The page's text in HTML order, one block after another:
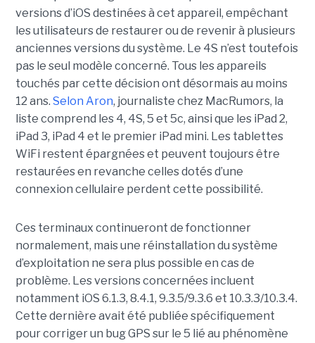
versions d’iOS destinées à cet appareil, empêchant
les utilisateurs de restaurer ou de revenir à plusieurs
anciennes versions du système. Le 4S n’est toutefois
pas le seul modèle concerné. Tous les appareils
touchés par cette décision ont désormais au moins
12 ans. Selon Aron, journaliste chez MacRumors, la
liste comprend les 4, 4S, 5 et 5c, ainsi que les iPad 2,
iPad 3, iPad 4 et le premier iPad mini. Les tablettes
WiFi restent épargnées et peuvent toujours être
restaurées en revanche celles dotés d’une
connexion cellulaire perdent cette possibilité.
Ces terminaux continueront de fonctionner
normalement, mais une réinstallation du système
d’exploitation ne sera plus possible en cas de
problème. Les versions concernées incluent
notamment iOS 6.1.3, 8.4.1, 9.3.5/9.3.6 et 10.3.3/10.3.4.
Cette dernière avait été publiée spécifiquement
pour corriger un bug GPS sur le 5 lié au phénomène